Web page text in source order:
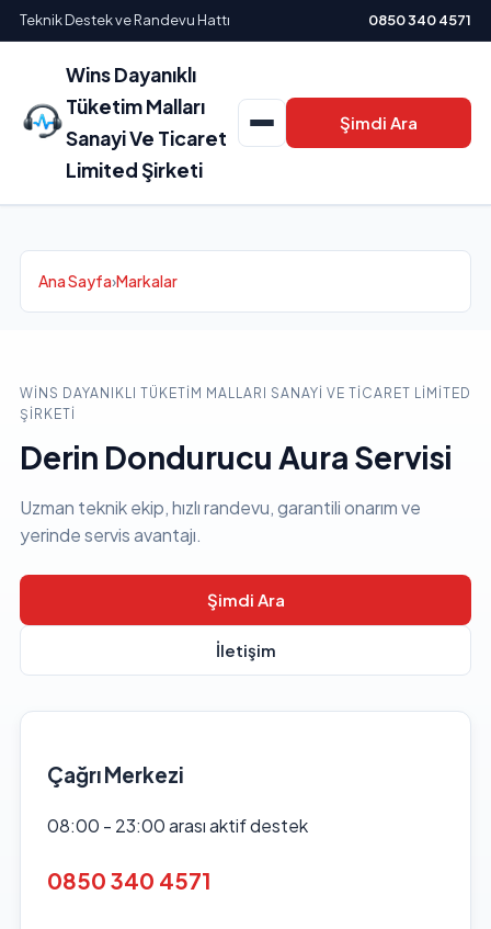
Teknik Destek ve Randevu Hattı 0850 340 4571
Wins Dayanıklı
Tüketim Malları
Sanayi Ve Ticaret
Limited Şirketi
Şimdi Ara
Ana Sayfa›Markalar
WINS DAYANIKLI TÜKETIM MALLARI SANAYI VE TICARET LIMITED
ŞIRKETI
Derin Dondurucu Aura Servisi
Uzman teknik ekip, hızlı randevu, garantili onarım ve
yerinde servis avantajı.
Şimdi Ara
İletişim
Çağrı Merkezi
08:00 - 23:00 arası aktif destek
0850 340 4571